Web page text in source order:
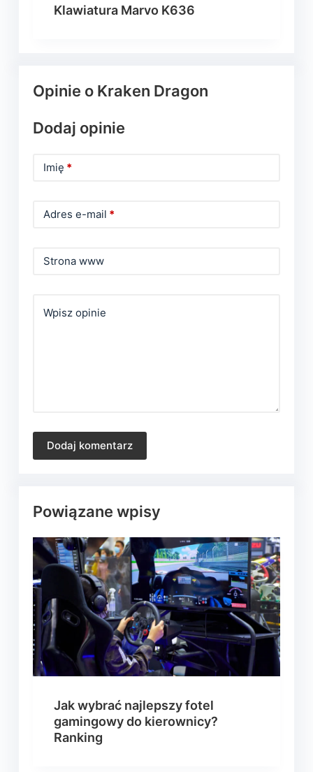
Klawiatura Marvo K636
Opinie o Kraken Dragon
Dodaj opinie
Imię *
Adres e-mail *
Strona www
Wpisz opinie
Dodaj komentarz
Powiązane wpisy
Jak wybrać najlepszy fotel
gamingowy do kierownicy?
Ranking